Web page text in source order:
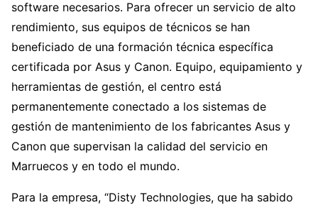
software necesarios. Para ofrecer un servicio de alto
rendimiento, sus equipos de técnicos se han
beneficiado de una formación técnica específica
certificada por Asus y Canon. Equipo, equipamiento y
herramientas de gestión, el centro está
permanentemente conectado a los sistemas de
gestión de mantenimiento de los fabricantes Asus y
Canon que supervisan la calidad del servicio en
Marruecos y en todo el mundo.
Para la empresa, “Disty Technologies, que ha sabido